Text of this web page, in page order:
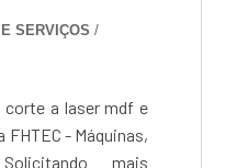
E SERVIÇOS/
corte a laser mdf e
- Máquinas,
mais